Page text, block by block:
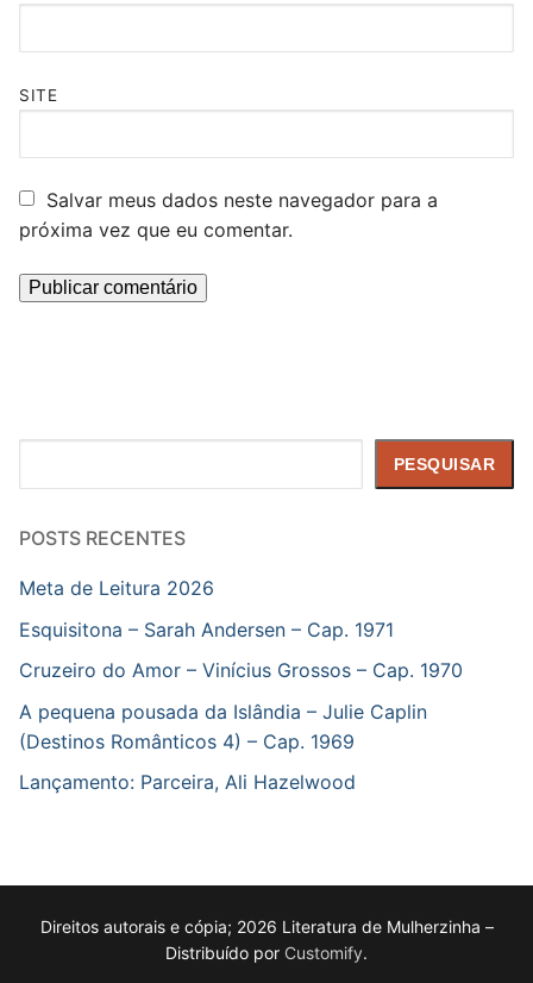
SITE
Salvar meus dados neste navegador para a
próxima vez que eu comentar.
PESQUISAR
POSTS RECENTES
Meta de Leitura 2026
Esquisitona – Sarah Andersen – Cap. 1971
Cruzeiro do Amor – Vinícius Grossos – Cap. 1970
A pequena pousada da Islândia – Julie Caplin
(Destinos Românticos 4) – Cap. 1969
Lançamento: Parceira, Ali Hazelwood
Direitos autorais e cópia; 2026 Literatura de Mulherzinha –
Distribuído por Customify.